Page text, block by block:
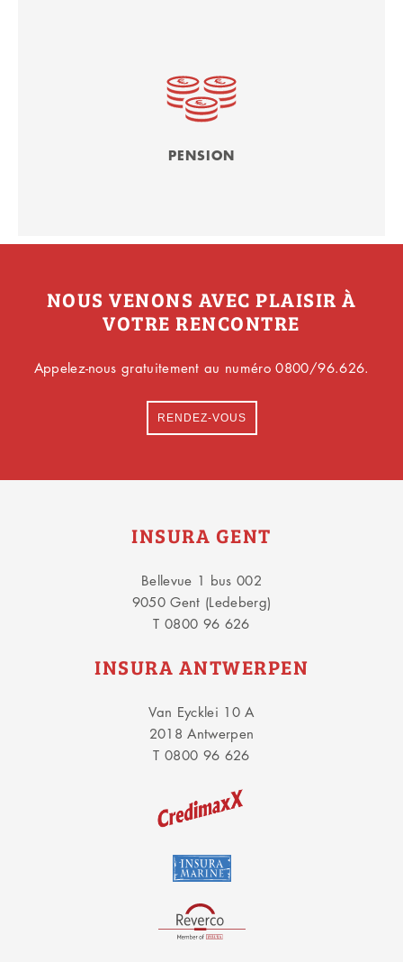
PENSION
NOUS VENONS AVEC PLAISIR À
VOTRE RENCONTRE
Appelez-nous gratuitement au numéro 0800/96.626.
RENDEZ-VOUS
INSURA GENT
Bellevue 1 bus 002
9050 Gent (Ledeberg)
T 0800 96 626
INSURA ANTWERPEN
Van Eycklei 10 A
2018 Antwerpen
T 0800 96 626